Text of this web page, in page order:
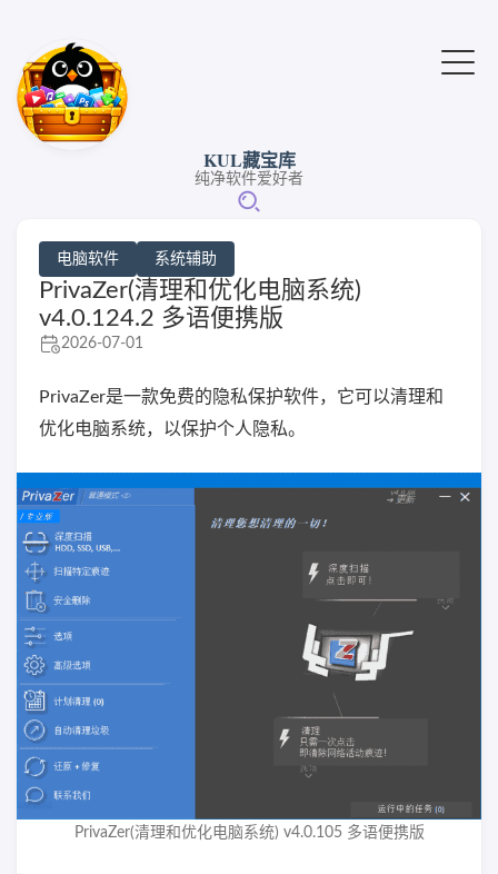
KUL藏宝库
纯净软件爱好者
电脑软件 系统辅助
PrivaZer(清理和优化电脑系统)
v4.0.124.2 多语便携版
2026-07-01
PrivaZer是一款免费的隐私保护软件，它可以清理和
优化电脑系统，以保护个人隐私。
PrivaZer(清理和优化电脑系统) v4.0.105 多语便携版